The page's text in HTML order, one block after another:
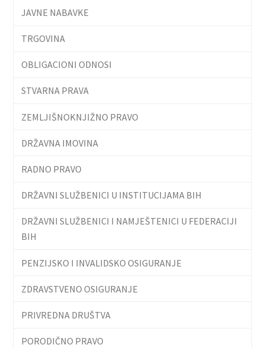
JAVNE NABAVKE
TRGOVINA
OBLIGACIONI ODNOSI
STVARNA PRAVA
ZEMLJIŠNOKNJIŽNO PRAVO
DRŽAVNA IMOVINA
RADNO PRAVO
DRŽAVNI SLUŽBENICI U INSTITUCIJAMA BIH
DRŽAVNI SLUŽBENICI I NAMJEŠTENICI U FEDERACIJI
BIH
PENZIJSKO I INVALIDSKO OSIGURANJE
ZDRAVSTVENO OSIGURANJE
PRIVREDNA DRUŠTVA
PORODIČNO PRAVO